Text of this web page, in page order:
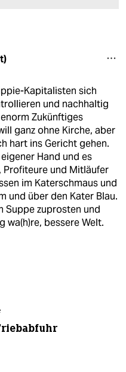
Kapitalisten sich
und nachhaltig
Zukünftiges
ganz ohne Kirche, aber
hart ins Gericht gehen.
Hand und es
Profiteure und Mitläufer
im Katerschmaus und
und über den Kater Blau.
Suppe zuprosten und
wa(h)re, bessere Welt.